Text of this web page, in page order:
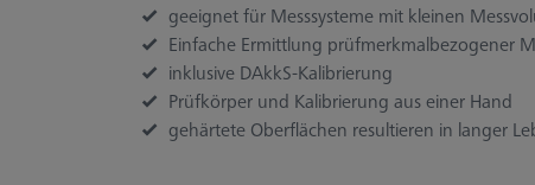
geeignet für Messsysteme mit kleinen
Einfache Ermittlung prüfmerkmalbezogener
inklusive DAkkS-Kalibrierung
Prüfkörper und Kalibrierung aus einer Hand
gehärtete Oberflächen resultieren in langer